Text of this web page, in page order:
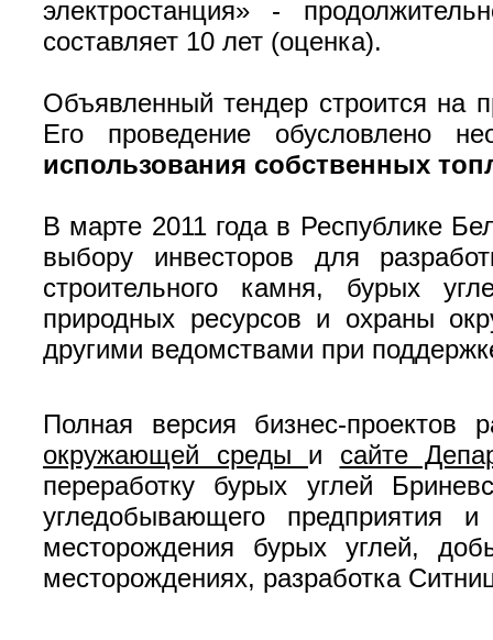
электростанция» -
составляет 10 лет (оценка).
Объявленный тендер строится на
Его проведение обусловлено
использования собственных
В марте 2011 года в Республике
выбору инвесторов для
строительного камня, бурых
природных ресурсов и охраны
другими ведомствами при
Полная версия бизнес-
окружающей среды и сайте
переработку бурых углей
угледобывающего предприятия и
месторождения бурых углей,
месторождениях, разработка